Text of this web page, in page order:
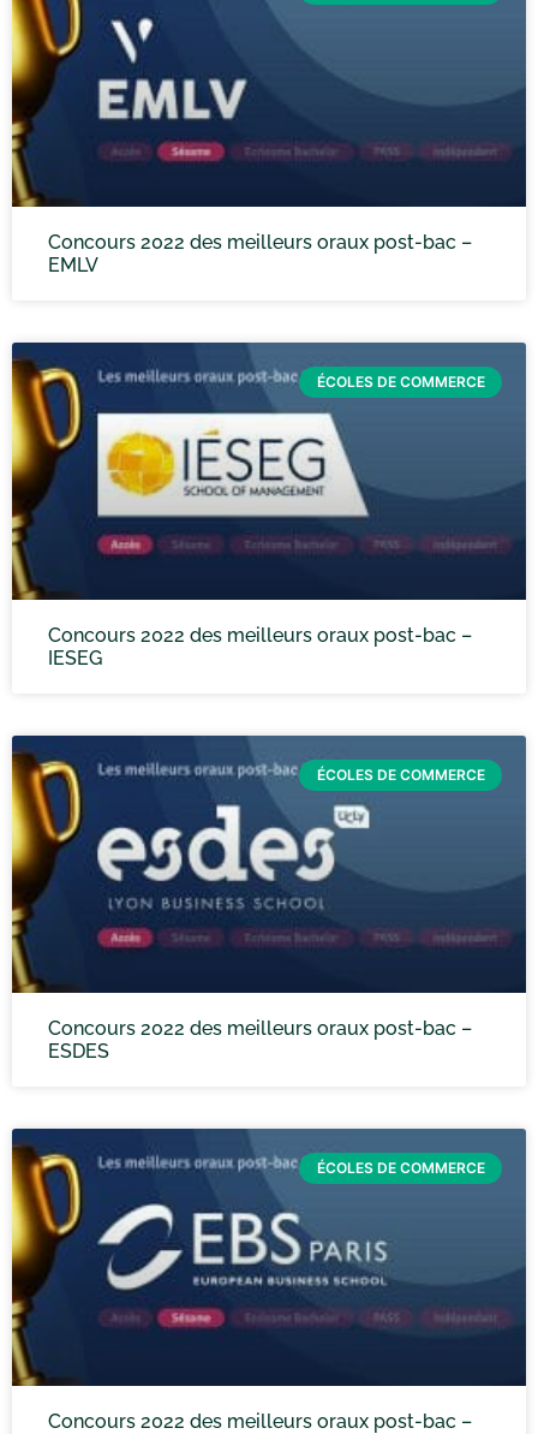
Concours 2022 des meilleurs oraux post-bac –
EMLV
ÉCOLES DE COMMERCE
Concours 2022 des meilleurs oraux post-bac –
IESEG
ÉCOLES DE COMMERCE
Concours 2022 des meilleurs oraux post-bac –
ESDES
ÉCOLES DE COMMERCE
Concours 2022 des meilleurs oraux post-bac –